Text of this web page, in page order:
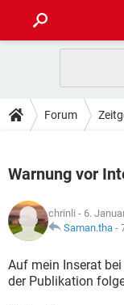
ANDROID
WHATSAPP
FACEBOOK
TIPPS & TRICKS
SPIELE
WHATSAPP
FACEBOOK
SPIELE
ANDROID
WINDOWS 10
WHATSAPP
FACEBOOK
SPIELE
ANDROID
WINDOWS 10
LEXIKON
SPIELE
ANDROID
Forum
Warnung vor
chrinli - 6.
Saman.tha -
Auf mein Inserat
der Publikation